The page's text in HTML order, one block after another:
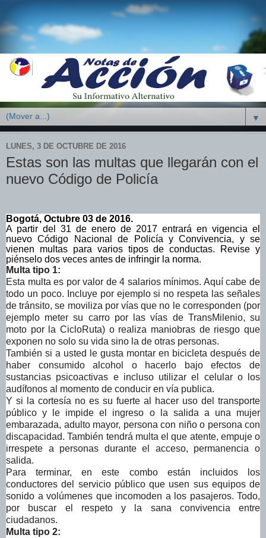
▼
LUNES, 3 DE OCTUBRE DE 2016
Estas son las multas que llegarán con el
nuevo Código de Policía
Bogotá, Octubre 03 de 2016.
A partir del 31 de enero de 2017 entrará en vigencia el
nuevo Código Nacional de Policía y Convivencia, y se
vienen multas para varios tipos de conductas. Revise y
piénselo dos veces antes de infringir la norma.
Multa tipo 1:
Esta multa es por valor de 4 salarios mínimos. Aquí cabe de
todo un poco. Incluye por ejemplo si no respeta las señales
de tránsito, se moviliza por vías que no le corresponden (por
ejemplo meter su carro por las vías de TransMilenio, su
moto por la CicloRuta) o realiza maniobras de riesgo que
exponen no solo su vida sino la de otras personas.
También si a usted le gusta montar en bicicleta después de
haber consumido alcohol o hacerlo bajo efectos de
sustancias psicoactivas e incluso utilizar el celular o los
audífonos al momento de conducir en vía publica.
Y si la cortesía no es su fuerte al hacer uso del transporte
público y le impide el ingreso o la salida a una mujer
embarazada, adulto mayor, persona con niño o persona con
discapacidad. También tendrá multa el que atente, empuje o
irrespete a personas durante el acceso, permanencia o
salida.
Para terminar, en este combo están incluidos los
conductores del servicio público que usen sus equipos de
sonido a volúmenes que incomoden a los pasajeros. Todo,
por buscar el respeto y la sana convivencia entre
ciudadanos.
Multa tipo 2: